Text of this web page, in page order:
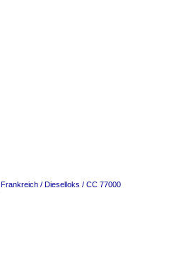
Frankreich / Dieselloks / CC 77000